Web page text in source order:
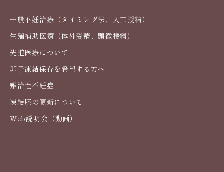
一般不妊治療（タイミング法、人工授精）
生殖補助医療（体外受精、顕微授精）
先進医療について
卵子凍結保存を希望する方へ
難治性不妊症
凍結胚の更新について
Web説明会（動画）